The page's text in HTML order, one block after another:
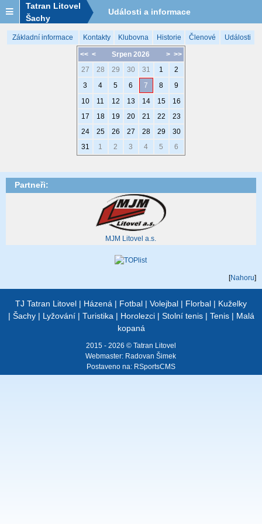
Tatran Litovel
Šachy
Události a informace
Základní informace Kontakty Klubovna Historie Členové Události
<< < > >>
Srpen 2026
27
28 29 30 31 1
2
3
4 5 6 7 8
9
10
11 12 13 14 15
16
17
18 19 20 21 22
23
24
25 26 27 28 29
30
31
1 2 3 4 5 6
Partneři:
MJM Litovel a.s.
[Nahoru]
TJ Tatran Litovel | Házená | Fotbal | Volejbal | Florbal | Kuželky
| Šachy| Lyžování| Turistika | Horolezci| Stolní tenis| Tenis| Malá
kopaná
2015 - 2026 © Tatran Litovel
Webmaster: Radovan Šimek
Postaveno na: RSportsCMS